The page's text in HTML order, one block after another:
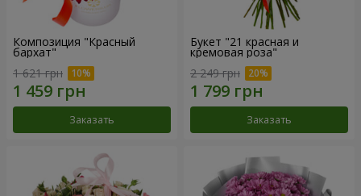
Композиция "Красный
бархат"
1 621 грн
Заказать
Букет "21 красная и
кремовая роза"
2 249 грн
Заказать